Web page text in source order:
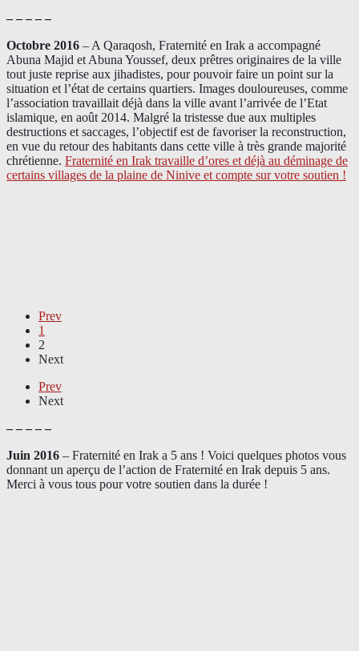
– – – – –
Octobre 2016 – A Qaraqosh, Fraternité en Irak a accompagné
Abuna Majid et Abuna Youssef, deux prêtres originaires de la ville
tout juste reprise aux jihadistes, pour pouvoir faire un point sur la
situation et l’état de certains quartiers. Images douloureuses, comme
l’association travaillait déjà dans la ville avant l’arrivée de l’Etat
islamique, en août 2014. Malgré la tristesse due aux multiples
destructions et saccages, l’objectif est de favoriser la reconstruction,
en vue du retour des habitants dans cette ville à très grande majorité
chrétienne. Fraternité en Irak travaille d’ores et déjà au déminage de
certains villages de la plaine de Ninive et compte sur votre soutien !
Prev
1
2
Next
Prev
Next
– – – – –
Juin 2016 – Fraternité en Irak a 5 ans ! Voici quelques photos vous
donnant un aperçu de l’action de Fraternité en Irak depuis 5 ans.
Merci à vous tous pour votre soutien dans la durée !